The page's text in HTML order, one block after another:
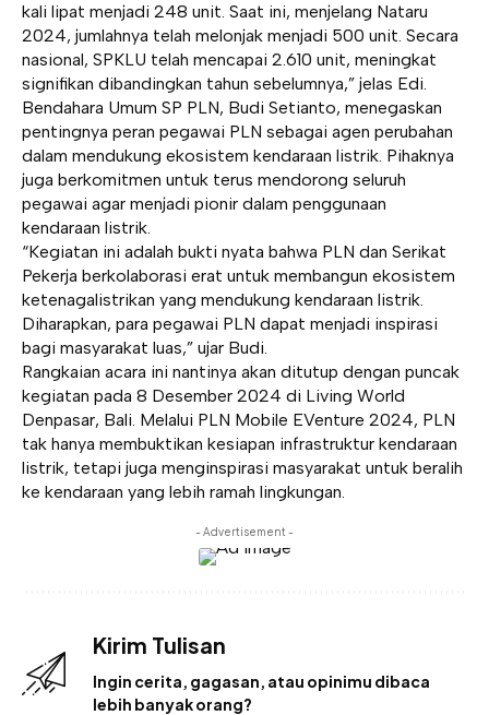
kali lipat menjadi 248 unit. Saat ini, menjelang Nataru
2024, jumlahnya telah melonjak menjadi 500 unit. Secara
nasional, SPKLU telah mencapai 2.610 unit, meningkat
signifikan dibandingkan tahun sebelumnya,” jelas Edi.
Bendahara Umum SP PLN, Budi Setianto, menegaskan
pentingnya peran pegawai PLN sebagai agen perubahan
dalam mendukung ekosistem kendaraan listrik. Pihaknya
juga berkomitmen untuk terus mendorong seluruh
pegawai agar menjadi pionir dalam penggunaan
kendaraan listrik.
“Kegiatan ini adalah bukti nyata bahwa PLN dan Serikat
Pekerja berkolaborasi erat untuk membangun ekosistem
ketenagalistrikan yang mendukung kendaraan listrik.
Diharapkan, para pegawai PLN dapat menjadi inspirasi
bagi masyarakat luas,” ujar Budi.
Rangkaian acara ini nantinya akan ditutup dengan puncak
kegiatan pada 8 Desember 2024 di Living World
Denpasar, Bali. Melalui PLN Mobile EVenture 2024, PLN
tak hanya membuktikan kesiapan infrastruktur kendaraan
listrik, tetapi juga menginspirasi masyarakat untuk beralih
ke kendaraan yang lebih ramah lingkungan.
- Advertisement -
Kirim Tulisan
Ingin cerita, gagasan, atau opinimu dibaca
lebih banyak orang?